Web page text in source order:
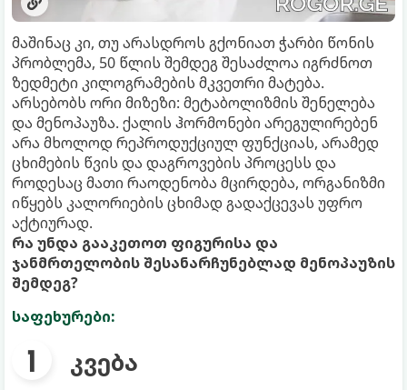
მაშინაც კი, თუ არასდროს გქონიათ ჭარბი წონის
პრობლემა, 50 წლის შემდეგ შესაძლოა იგრძნოთ
ზედმეტი კილოგრამების მკვეთრი მატება.
არსებობს ორი მიზეზი: მეტაბოლიზმის შენელება
და მენოპაუზა. ქალის ჰორმონები არეგულირებენ
არა მხოლოდ რეპროდუქციულ ფუნქციას, არამედ
ცხიმების წვის და დაგროვების პროცესს და
როდესაც მათი რაოდენობა მცირდება, ორგანიზმი
იწყებს კალორიების ცხიმად გადაქცევას უფრო
აქტიურად.
რა უნდა გააკეთოთ ფიგურისა და
ჯანმრთელობის შესანარჩუნებლად მენოპაუზის
შემდეგ?
საფეხურები:
კვება